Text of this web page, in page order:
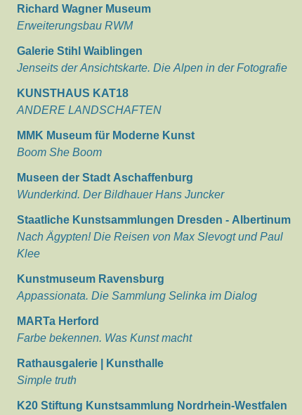
Richard Wagner Museum
Erweiterungsbau RWM
Galerie Stihl Waiblingen
Jenseits der Ansichtskarte. Die Alpen in der Fotografie
KUNSTHAUS KAT18
ANDERE LANDSCHAFTEN
MMK Museum für Moderne Kunst
Boom She Boom
Museen der Stadt Aschaffenburg
Wunderkind. Der Bildhauer Hans Juncker
Staatliche Kunstsammlungen Dresden - Albertinum
Nach Ägypten! Die Reisen von Max Slevogt und Paul
Klee
Kunstmuseum Ravensburg
Appassionata. Die Sammlung Selinka im Dialog
MARTa Herford
Farbe bekennen. Was Kunst macht
Rathausgalerie | Kunsthalle
Simple truth
K20 Stiftung Kunstsammlung Nordrhein-Westfalen